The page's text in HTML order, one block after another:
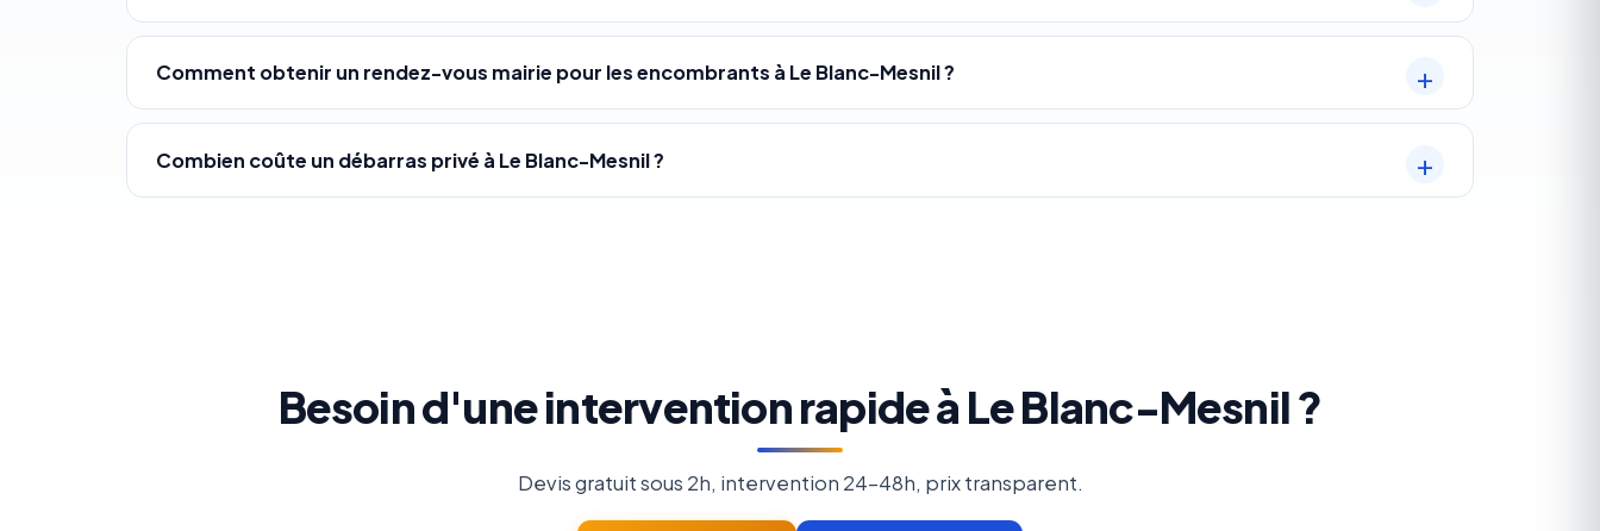
Comment obtenir un rendez-vous mairie pour les encombrants à Le Blanc-Mesnil ?
Combien coûte un débarras privé à Le Blanc-Mesnil ?
Besoin d'une intervention rapide à Le Blanc-Mesnil ?
Devis gratuit sous 2h, intervention 24-48h, prix transparent.